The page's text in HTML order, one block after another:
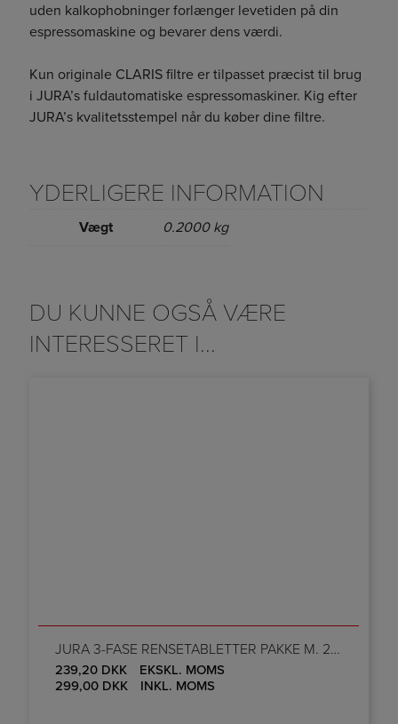
uden kalkophobninger forlænger levetiden på din
espressomaskine og bevarer dens værdi.
Kun originale CLARIS filtre er tilpasset præcist til brug
i JURA’s fuldautomatiske espressomaskiner. Kig efter
JURA’s kvalitetsstempel når du køber dine filtre.
YDERLIGERE INFORMATION
Vægt 0.2000 kg
DU KUNNE OGSÅ VÆRE
INTERESSERET I...
JURA 3-FASE RENSETABLETTER PAKKE M. 25 STK.
239,20 DKK
EKSKL. MOMS
299,00 DKK INKL. MOMS